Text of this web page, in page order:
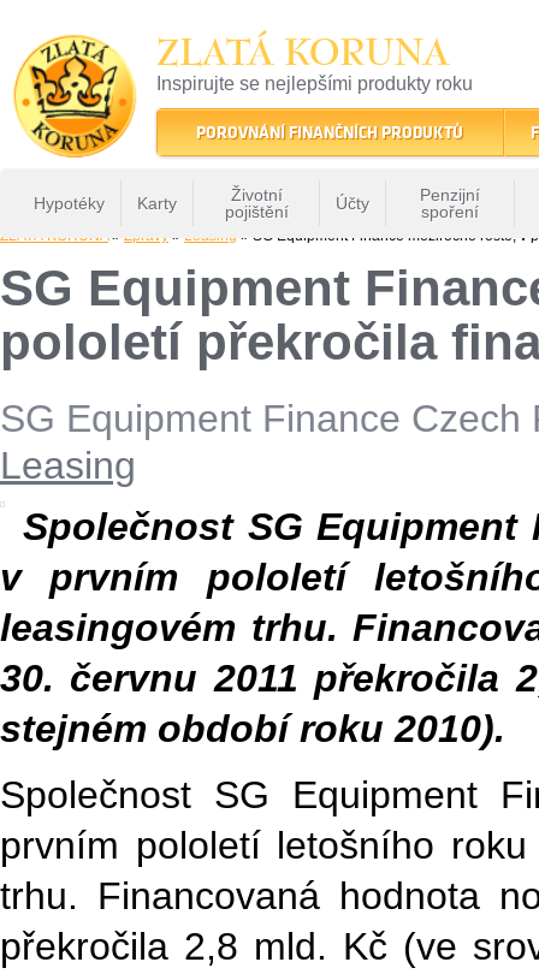
ZLATÁ KORUNA
Inspirujte se nejlepšími produkty roku
22 let tradice a kvality na finančním trhu
POROVNÁNÍ FINANČNÍCH PRODUKTŮ
Hypotéky Karty
Životní
pojištění
Účty
Penzijní
spoření
ZLATÁ KORUNA» Zprávy » Leasing » SG Equipment Finance meziročně roste, v
SG Equipment
pololetí překročila
SG Equipment Finance Czech
Leasing
Společnost SG Equipment
v prvním pololetí
leasingovém trhu.
30. červnu 2011 překročila
stejném období roku 2010).
Společnost SG Equipment
prvním pololetí letošního
trhu. Financovaná hodnota
překročila 2,8 mld. Kč (ve